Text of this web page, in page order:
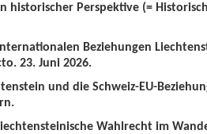
Perspektive (=
Beziehungen
23. Juni 2026.
und die Schweiz-EU-
Wahlrecht im